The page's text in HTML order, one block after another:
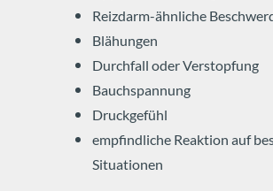
Reizdarm-ähnliche
Blähungen
Durchfall oder Verstopfung
Bauchspannung
Druckgefühl
empfindliche Reaktion auf
Situationen